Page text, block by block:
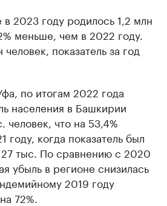
2023 году родилось 1,2 млн
меньше, чем в 2022 году.
показатель за год
по итогам 2022 года
населения в Башкирии
человек, что на 53,4%
когда показатель был
тыс. По сравнению с 2020
убыль в регионе снизилась
2019 году
72%.